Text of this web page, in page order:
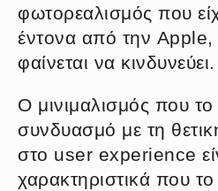
φωτορεαλισμός που
έντονα από την
φαίνεται να κινδυνεύει.
Ο μινιμαλισμός που το
συνδυασμό με τη
στο user experience
χαρακτηριστικά που